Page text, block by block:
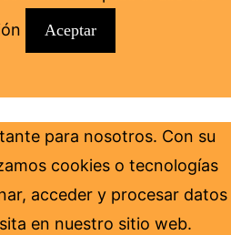
Aceptar
para nosotros. Con su
cookies o tecnologías
acceder y procesar datos
en nuestro sitio web.